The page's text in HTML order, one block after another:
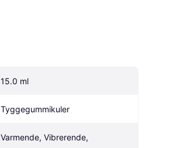
15.0 ml
Tyggegummikuler
Varmende, Vibrerende,